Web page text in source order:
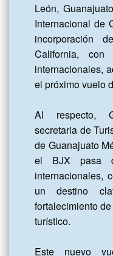
León,
Internacional de
incorporación
California,
internacionales,
el próximo vuelo
Al respecto,
secretaria de
de Guanajuato
el BJX pasa
internacionales,
un destino
fortalecimiento
turístico.
Este nuevo